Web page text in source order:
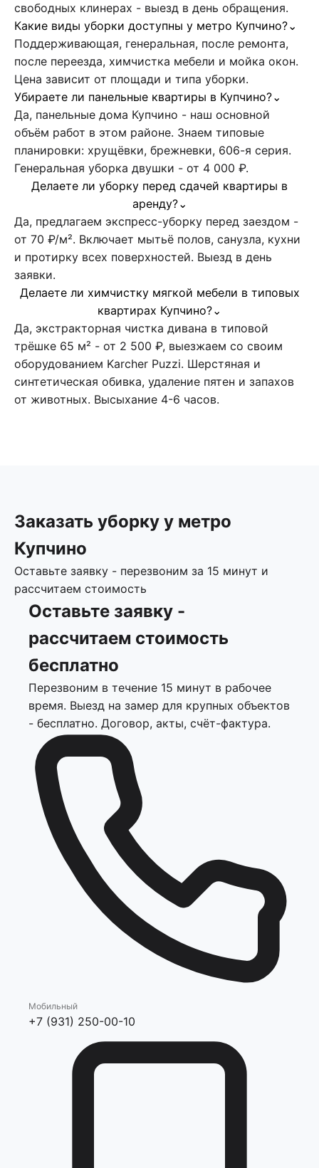
свободных клинерах - выезд в день обращения.
Какие виды уборки доступны у метро Купчино?⌄
Поддерживающая, генеральная, после ремонта,
после переезда, химчистка мебели и мойка окон.
Цена зависит от площади и типа уборки.
Убираете ли панельные квартиры в Купчино?⌄
Да, панельные дома Купчино - наш основной
объём работ в этом районе. Знаем типовые
планировки: хрущёвки, брежневки, 606-я серия.
Генеральная уборка двушки - от 4 000 ₽.
Делаете ли уборку перед сдачей квартиры в
аренду?⌄
Да, предлагаем экспресс-уборку перед заездом -
от 70 ₽/м². Включает мытьё полов, санузла, кухни
и протирку всех поверхностей. Выезд в день
заявки.
Делаете ли химчистку мягкой мебели в типовых
квартирах Купчино?⌄
Да, экстракторная чистка дивана в типовой
трёшке 65 м² - от 2 500 ₽, выезжаем со своим
оборудованием Karcher Puzzi. Шерстяная и
синтетическая обивка, удаление пятен и запахов
от животных. Высыхание 4-6 часов.
Заказать уборку у метро
Купчино
Оставьте заявку - перезвоним за 15 минут и
рассчитаем стоимость
Оставьте заявку -
рассчитаем стоимость
бесплатно
Перезвоним в течение 15 минут в рабочее
время. Выезд на замер для крупных объектов
- бесплатно. Договор, акты, счёт-фактура.
Мобильный
+7 (931) 250-00-10